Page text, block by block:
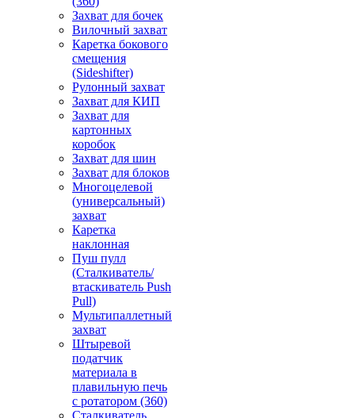
Захват для бочек
Вилочный захват
Каретка бокового
смещения
(Sideshifter)
Рулонный захват
Захват для КИП
Захват для
картонных
коробок
Захват для шин
Захват для блоков
Многоцелевой
(универсальный)
захват
Каретка
наклонная
Пуш пулл
(Сталкиватель/
втаскиватель Push
Pull)
Мультипаллетный
захват
Штыревой
податчик
материала в
плавильную печь
с ротатором (360)
Сталкиватель